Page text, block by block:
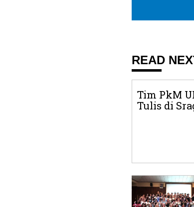
READ
Tim PkM
Tulis di